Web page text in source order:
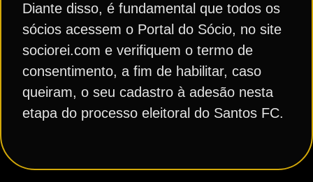
Diante disso, é fundamental que todos os
sócios acessem o Portal do Sócio, no site
sociorei.com e verifiquem o termo de
consentimento, a fim de habilitar, caso
queiram, o seu cadastro à adesão nesta
etapa do processo eleitoral do Santos FC.